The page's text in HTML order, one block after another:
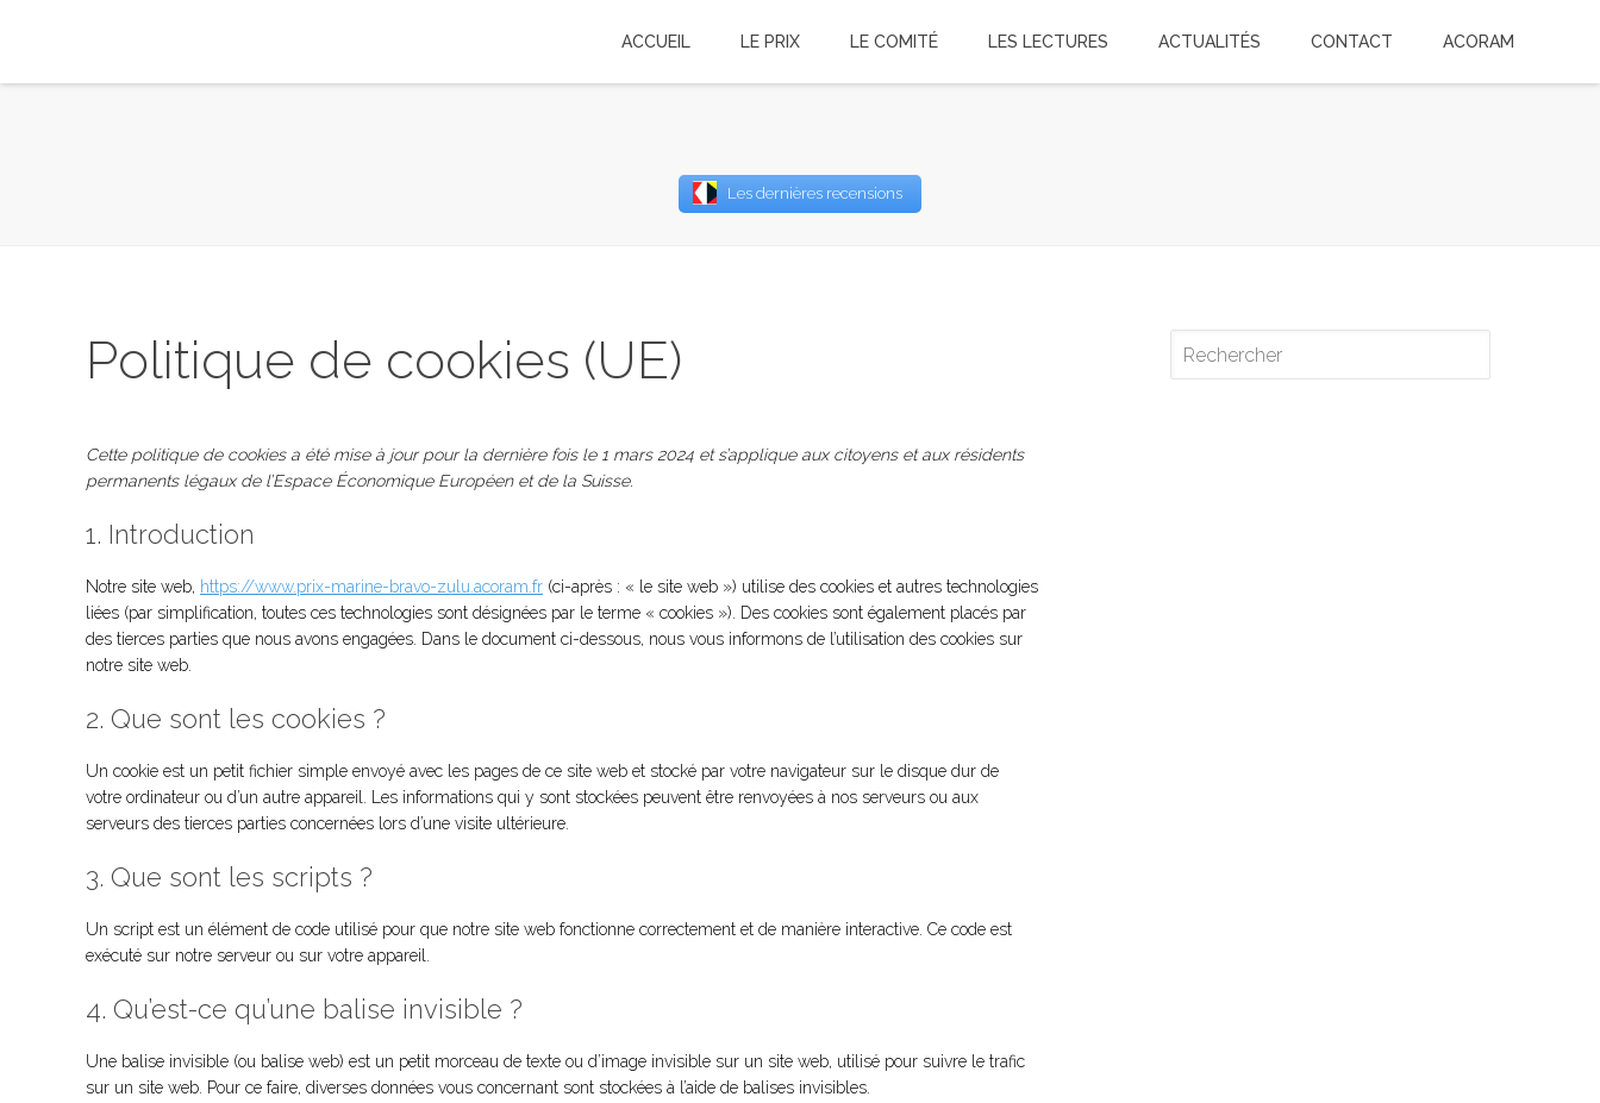
Les dernières recensions
Politique de cookies (UE)
Cette politique de cookies a été mise à jour pour la dernière fois le 1 mars 2024 et s’applique aux citoyens et aux résidents
permanents légaux de l’Espace Économique Européen et de la Suisse.
1. Introduction
Notre site web, https://www.prix-marine-bravo-zulu.acoram.fr (ci-après : « le site web ») utilise des cookies et autres technologies
liées (par simplification, toutes ces technologies sont désignées par le terme « cookies »). Des cookies sont également placés par
des tierces parties que nous avons engagées. Dans le document ci-dessous, nous vous informons de l’utilisation des cookies sur
notre site web.
2. Que sont les cookies ?
Un cookie est un petit fichier simple envoyé avec les pages de ce site web et stocké par votre navigateur sur le disque dur de
votre ordinateur ou d’un autre appareil. Les informations qui y sont stockées peuvent être renvoyées à nos serveurs ou aux
serveurs des tierces parties concernées lors d’une visite ultérieure.
3. Que sont les scripts ?
Un script est un élément de code utilisé pour que notre site web fonctionne correctement et de manière interactive. Ce code est
exécuté sur notre serveur ou sur votre appareil.
4. Qu’est-ce qu’une balise invisible ?
Une balise invisible (ou balise web) est un petit morceau de texte ou d’image invisible sur un site web, utilisé pour suivre le trafic
sur un site web. Pour ce faire, diverses données vous concernant sont stockées à l’aide de balises invisibles.
Password
ACCUEIL LE PRIX LE COMITÉ LES LECTURES ACTUALITÉS CONTACT ACORAM